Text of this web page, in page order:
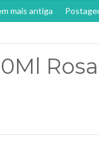
mais antiga